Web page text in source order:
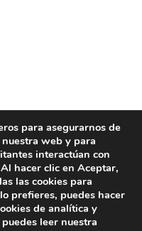
para asegurarnos de
web y para
interactúan con
hacer clic en Aceptar,
las cookies para
prefieres, puedes hacer
de analítica y
leer nuestra